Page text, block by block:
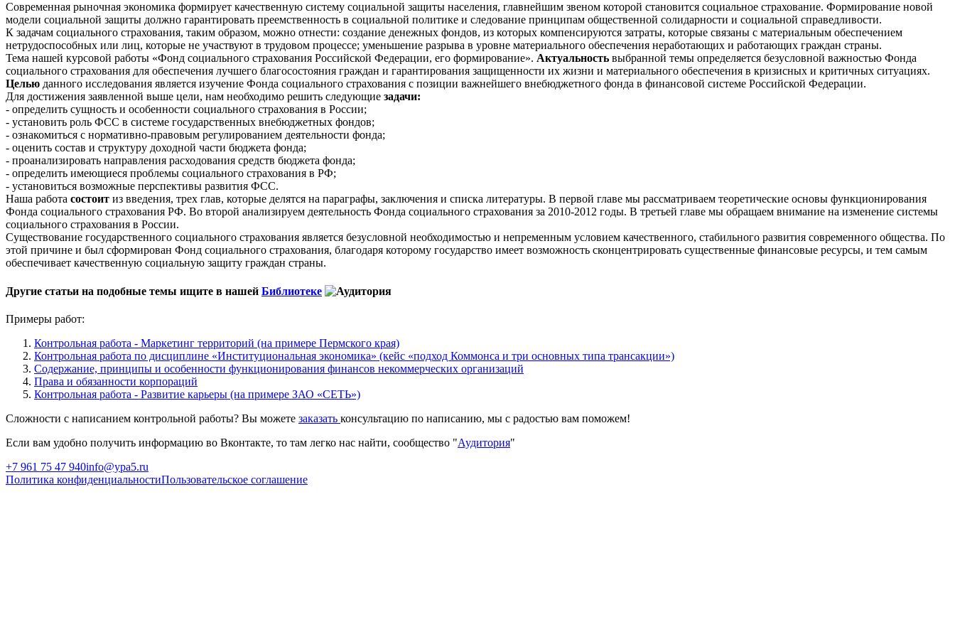
Современная рыночная экономика формирует качественную систему социальной защиты населения, главнейшим звеном которой становится социальное страхование. Формирование новой
модели социальной защиты должно гарантировать преемственность в социальной политике и следование принципам общественной солидарности и социальной справедливости.
К задачам социального страхования, таким образом, можно отнести: создание денежных фондов, из которых компенсируются затраты, которые связаны с материальным обеспечением
нетрудоспособных или лиц, которые не участвуют в трудовом процессе; уменьшение разрыва в уровне материального обеспечения неработающих и работающих граждан страны.
Тема нашей курсовой работы «Фонд социального страхования Российской Федерации, его формирование». Актуальность выбранной темы определяется безусловной важностью Фонда
социального страхования для обеспечения лучшего благосостояния граждан и гарантирования защищенности их жизни и материального обеспечения в кризисных и критичных ситуациях.
Целью данного исследования является изучение Фонда социального страхования с позиции важнейшего внебюджетного фонда в финансовой системе Российской Федерации.
Для достижения заявленной выше цели, нам необходимо решить следующие задачи:
- определить сущность и особенности социального страхования в России;
- установить роль ФСС в системе государственных внебюджетных фондов;
- ознакомиться с нормативно-правовым регулированием деятельности фонда;
- оценить состав и структуру доходной части бюджета фонда;
- проанализировать направления расходования средств бюджета фонда;
- определить имеющиеся проблемы социального страхования в РФ;
- установиться возможные перспективы развития ФСС.
Наша работа состоит из введения, трех глав, которые делятся на параграфы, заключения и списка литературы. В первой главе мы рассматриваем теоретические основы функционирования
Фонда социального страхования РФ. Во второй анализируем деятельность Фонда социального страхования за 2010-2012 годы. В третьей главе мы обращаем внимание на изменение системы
социального страхования в России.
Существование государственного социального страхования является безусловной необходимостью и непременным условием качественного, стабильного развития современного общества. По
этой причине и был сформирован Фонд социального страхования, благодаря которому государство имеет возможность сконцентрировать существенные финансовые ресурсы, и тем самым
обеспечивает качественную социальную защиту граждан страны.
Другие статьи на подобные темы ищите в нашей Библиотеке
Примеры работ:
Контрольная работа - Маркетинг территорий (на примере Пермского края)
Контрольная работа по дисциплине «Институциональная экономика» (кейс «подход Коммонса и три основных типа трансакции»)
Содержание, принципы и особенности функционирования финансов некоммерческих организаций
Права и обязанности корпораций
Контрольная работа - Развитие карьеры (на примере ЗАО «СЕТЬ»)
Сложности с написанием контрольной работы? Вы можете заказать консультацию по написанию, мы с радостью вам поможем!
Если вам удобно получить информацию во Вконтакте, то там легко нас найти, сообщество "Аудитория"
+7 961 75 47 940info@ypa5.ru
Политика конфиденциальностиПользовательское соглашение